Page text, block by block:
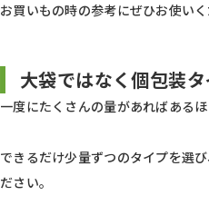
お買いもの時の参考にぜひお使いく
大袋ではなく個包装
一度にたくさんの量があればある
できるだけ少量ずつのタイプを選
ださい。